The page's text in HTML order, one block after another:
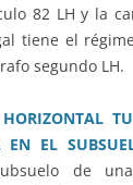
82 LH y la
tiene el
segundo LH.
EN EL
de